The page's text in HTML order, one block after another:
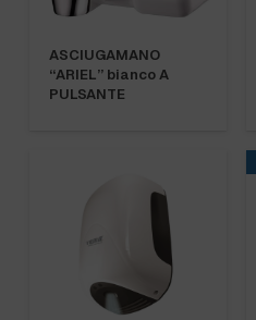
ASCIUGAMANO
“ARIEL” bianco A
PULSANTE